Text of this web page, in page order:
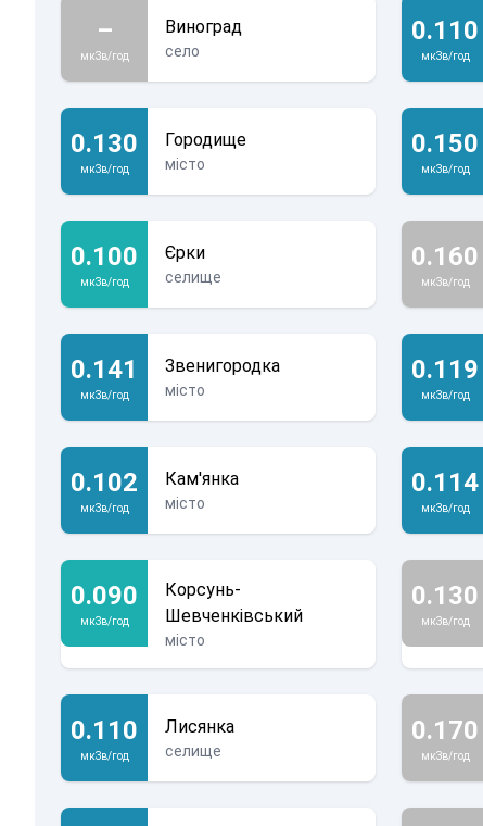
–
мкЗв/год
Виноград
село
0.110
мкЗв/год
0.130
мкЗв/год
Городище
місто
0.150
мкЗв/год
0.100
мкЗв/год
Єрки
селище
0.160
мкЗв/год
0.141
мкЗв/год
Звенигородка
місто
0.119
мкЗв/год
0.102
мкЗв/год
Кам'янка
місто
0.114
мкЗв/год
0.090
мкЗв/год
Корсунь-
Шевченківський
місто
0.130
мкЗв/год
0.110
мкЗв/год
Лисянка
селище
0.170
мкЗв/год